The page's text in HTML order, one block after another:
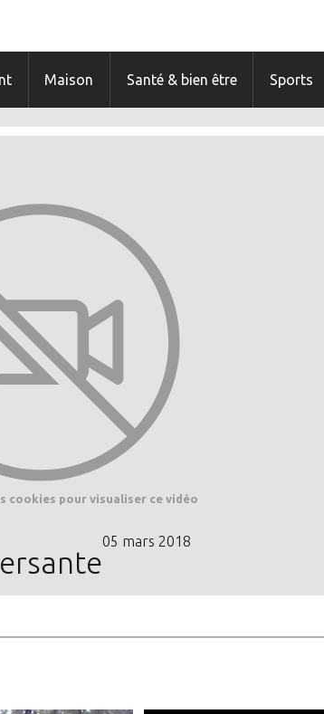
Maison Santé & bien être Sports
cookies pour visualiser ce vidéo
05 mars 2018